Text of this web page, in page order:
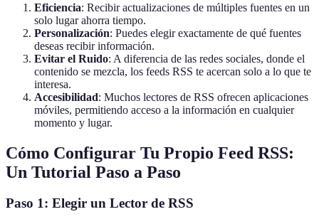
Eficiencia: Recibir actualizaciones de múltiples fuentes en un
solo lugar ahorra tiempo.
Personalización: Puedes elegir exactamente de qué fuentes
deseas recibir información.
Evitar el Ruido: A diferencia de las redes sociales, donde el
contenido se mezcla, los feeds RSS te acercan solo a lo que te
interesa.
Accesibilidad: Muchos lectores de RSS ofrecen aplicaciones
móviles, permitiendo acceso a la información en cualquier
momento y lugar.
Cómo Configurar Tu Propio Feed RSS:
Un Tutorial Paso a Paso
Paso 1: Elegir un Lector de RSS